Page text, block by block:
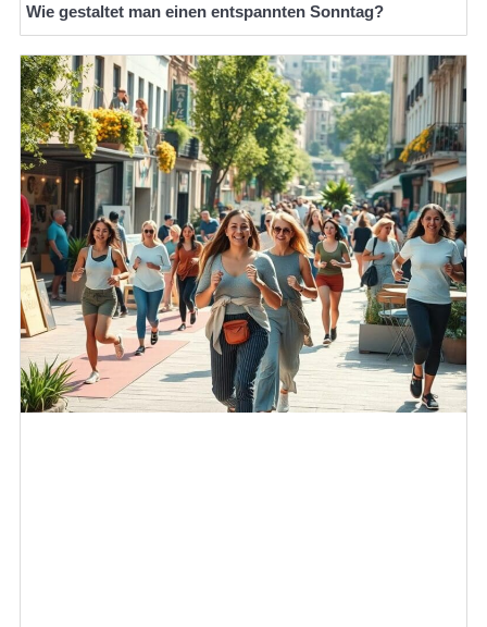
Wie gestaltet man einen entspannten Sonntag?